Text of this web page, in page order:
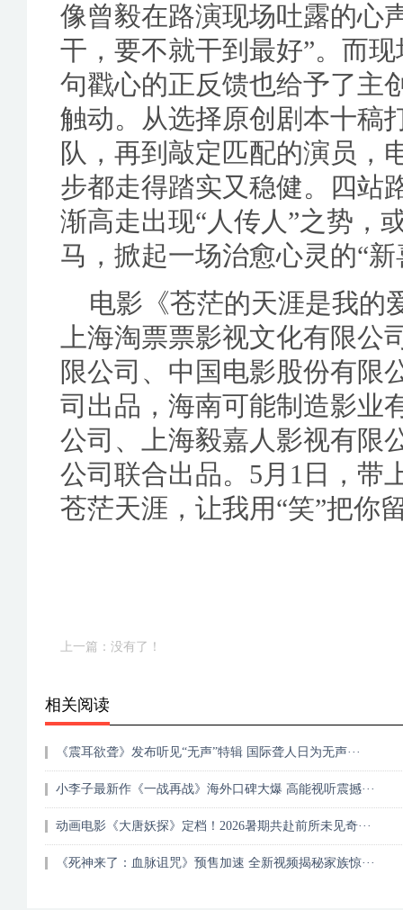
像曾毅在路演现场吐露的心
干，要不就干到最好”。而
句戳心的正反馈也给予了主
触动。从选择原创剧本十稿
队，再到敲定匹配的演员，
步都走得踏实又稳健。四站
渐高走出现“人传人”之势，
马，掀起一场治愈心灵的“
电影《苍茫的天涯是我的
上海淘票票影视文化有限公
限公司、中国电影股份有限
司出品，海南可能制造影业
公司、上海毅嘉人影视有限
公司联合出品。5月1日，带
苍茫天涯，让我用“笑”把你
上一篇：没有了！
相关阅读
《震耳欲聋》发布听见“无声”特辑 国际聋人日为无声···
小李子最新作《一战再战》海外口碑大爆 高能视听震撼···
动画电影《大唐妖探》定档！2026暑期共赴前所未见奇···
《死神来了：血脉诅咒》预售加速 全新视频揭秘家族惊···